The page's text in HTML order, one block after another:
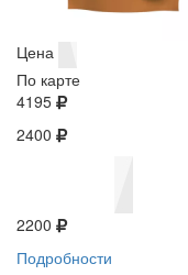
Цена
По карте
4195
2400
2200
Подробности